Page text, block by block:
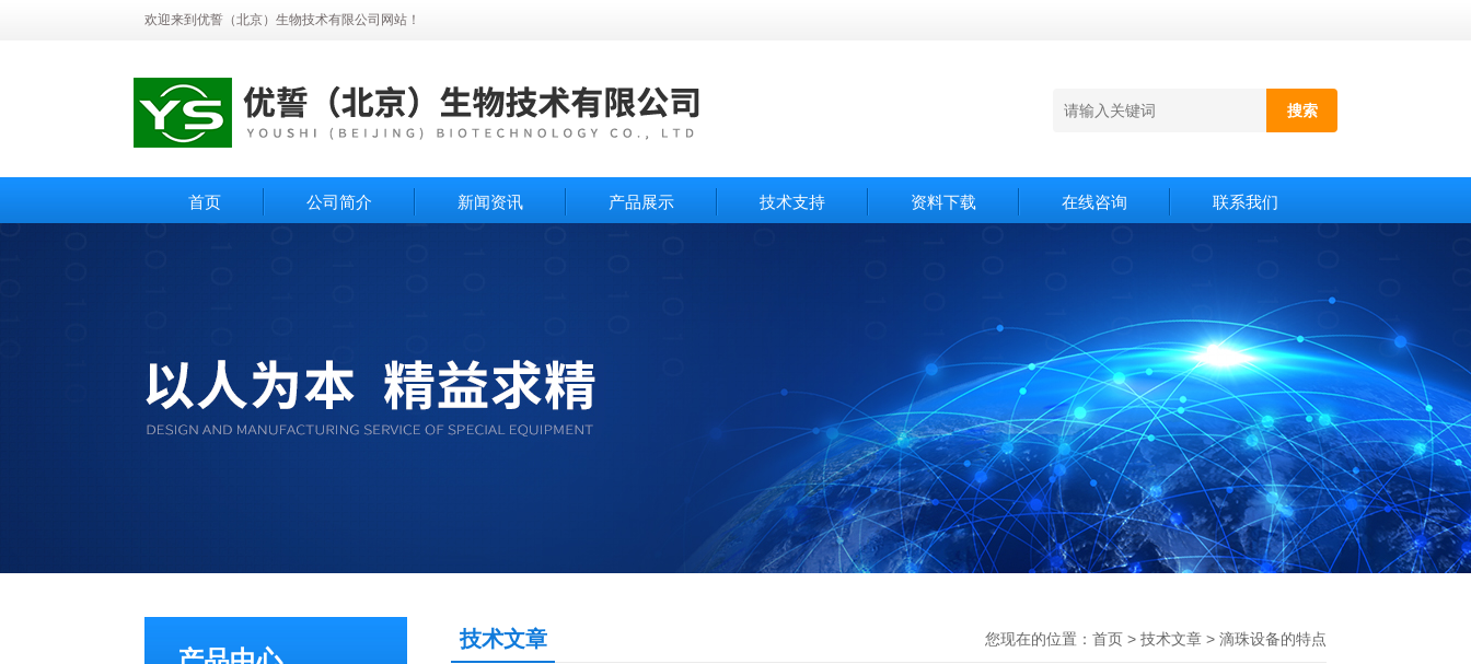
欢迎来到优誓（北京）生物技术有限公司网站！
首页 公司简介 新闻资讯 产品展示 技术支持 资料下载 在线咨询 联系我们
技术文章 您现在的位置： 首页 > 技术文章 > 滴珠设备的特点